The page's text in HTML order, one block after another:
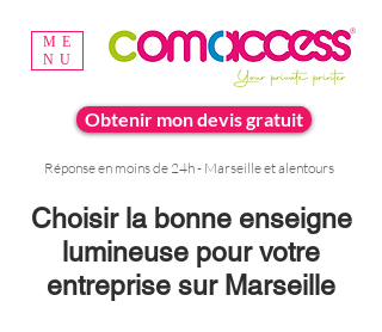
Obtenir mon devis gratuit
Réponse en moins de 24h - Marseille et alentours
ME
NU
Choisir la bonne enseigne
lumineuse pour votre
entreprise sur Marseille